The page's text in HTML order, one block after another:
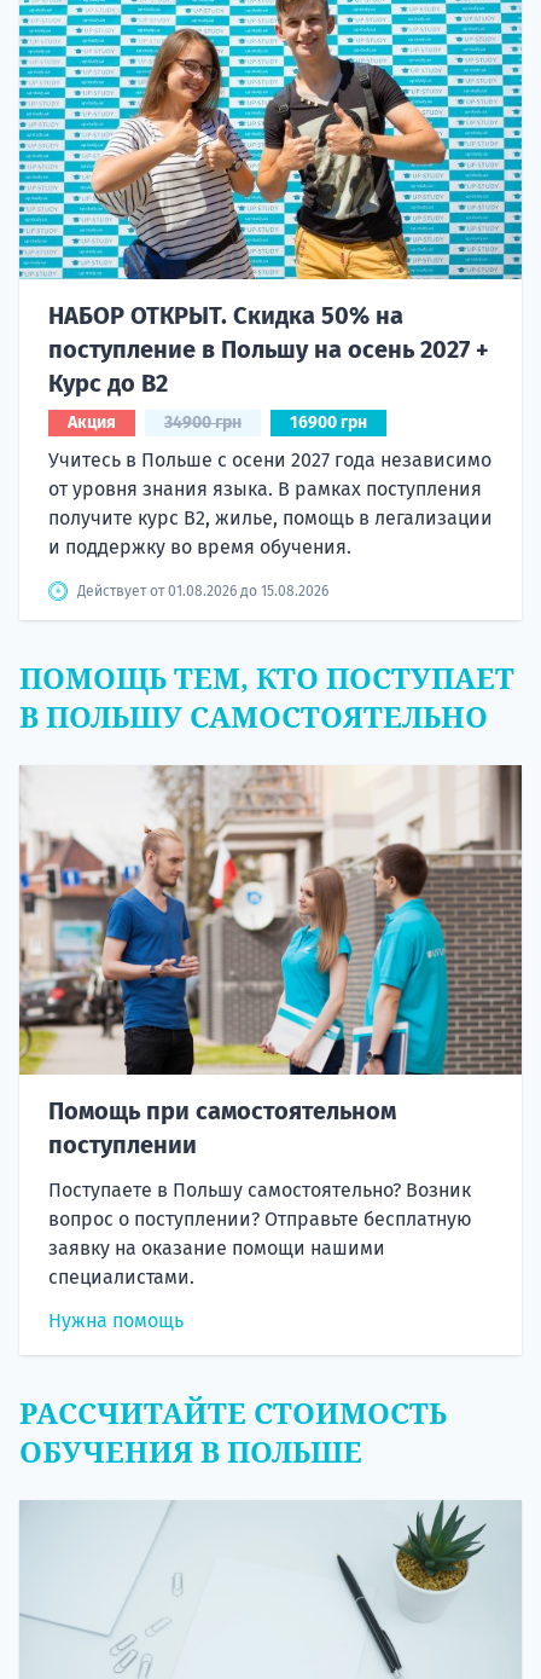
НАБОР ОТКРЫТ. Скидка 50% на
поступление в Польшу на осень 2027 +
Курс до B2
Акция 34900 грн 16900 грн
Учитесь в Польше с осени 2027 года независимо
от уровня знания языка. В рамках поступления
получите курс B2, жилье, помощь в легализации
и поддержку во время обучения.
Действует от 01.08.2026 до 15.08.2026
ПОМОЩЬ ТЕМ, КТО ПОСТУПАЕТ
В ПОЛЬШУ САМОСТОЯТЕЛЬНО
Помощь при самостоятельном
поступлении
Поступаете в Польшу самостоятельно? Возник
вопрос о поступлении? Отправьте бесплатную
заявку на оказание помощи нашими
специалистами.
Нужна помощь
РАССЧИТАЙТЕ СТОИМОСТЬ
ОБУЧЕНИЯ В ПОЛЬШЕ